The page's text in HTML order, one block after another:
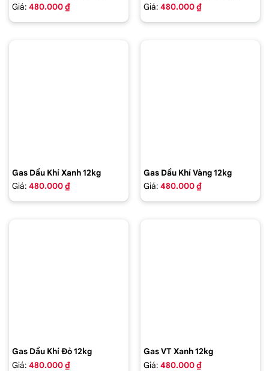
Giá: 480.000 ₫
Giá: 480.000 ₫
Gas Dầu Khí Xanh 12kg
Giá: 480.000 ₫
Gas Dầu Khí Vàng 12kg
Giá: 480.000 ₫
Gas Dầu Khí Đỏ 12kg
Giá: 480.000 ₫
Gas VT Xanh 12kg
Giá: 480.000 ₫